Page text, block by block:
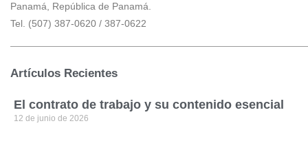
Panamá, República de Panamá.
Tel. (507) 387-0620 / 387-0622
Artículos Recientes
El contrato de trabajo y su contenido esencial
12 de junio de 2026